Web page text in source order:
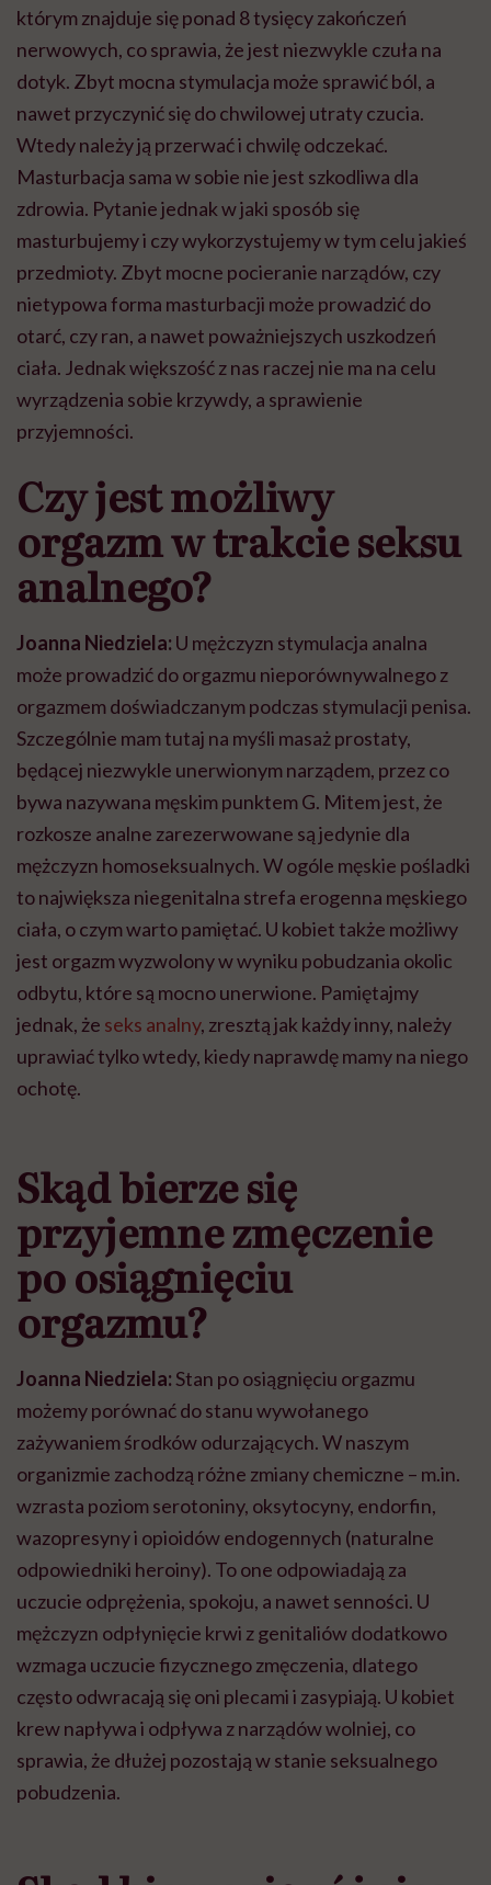
którym znajduje się ponad 8 tysięcy zakończeń
nerwowych, co sprawia, że jest niezwykle czuła na
dotyk. Zbyt mocna stymulacja może sprawić ból, a
nawet przyczynić się do chwilowej utraty czucia.
Wtedy należy ją przerwać i chwilę odczekać.
Masturbacja sama w sobie nie jest szkodliwa dla
zdrowia. Pytanie jednak w jaki sposób się
masturbujemy i czy wykorzystujemy w tym celu jakieś
przedmioty. Zbyt mocne pocieranie narządów, czy
nietypowa forma masturbacji może prowadzić do
otarć, czy ran, a nawet poważniejszych uszkodzeń
ciała. Jednak większość z nas raczej nie ma na celu
wyrządzenia sobie krzywdy, a sprawienie
przyjemności.
Czy jest możliwy
orgazm w trakcie seksu
analnego?
Joanna Niedziela: U mężczyzn stymulacja analna
może prowadzić do orgazmu nieporównywalnego z
orgazmem doświadczanym podczas stymulacji penisa.
Szczególnie mam tutaj na myśli masaż prostaty,
będącej niezwykle unerwionym narządem, przez co
bywa nazywana męskim punktem G. Mitem jest, że
rozkosze analne zarezerwowane są jedynie dla
mężczyzn homoseksualnych. W ogóle męskie pośladki
to największa niegenitalna strefa erogenna męskiego
ciała, o czym warto pamiętać. U kobiet także możliwy
jest orgazm wyzwolony w wyniku pobudzania okolic
odbytu, które są mocno unerwione. Pamiętajmy
jednak, że seks analny, zresztą jak każdy inny, należy
uprawiać tylko wtedy, kiedy naprawdę mamy na niego
ochotę.
Skąd bierze się
przyjemne zmęczenie
po osiągnięciu
orgazmu?
Joanna Niedziela:Stan po osiągnięciu orgazmu
możemy porównać do stanu wywołanego
zażywaniem środków odurzających. W naszym
organizmie zachodzą różne zmiany chemiczne – m.in.
wzrasta poziom serotoniny, oksytocyny, endorfin,
wazopresyny i opioidów endogennych (naturalne
odpowiedniki heroiny). To one odpowiadają za
uczucie odprężenia, spokoju, a nawet senności. U
mężczyzn odpłynięcie krwi z genitaliów dodatkowo
wzmaga uczucie fizycznego zmęczenia, dlatego
często odwracają się oni plecami i zasypiają. U kobiet
krew napływa i odpływa z narządów wolniej, co
sprawia, że dłużej pozostają w stanie seksualnego
pobudzenia.